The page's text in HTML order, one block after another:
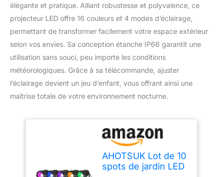
élégante et pratique. Alliant robustesse et polyvalence, ce
projecteur LED offre 16 couleurs et 4 modes d’éclairage,
permettant de transformer facilement votre espace extérieur
selon vos envies. Sa conception étanche IP66 garantit une
utilisation sans souci, peu importe les conditions
météorologiques. Grâce à sa télécommande, ajuster
l’éclairage devient un jeu d’enfant, vous offrant ainsi une
maîtrise totale de votre environnement nocturne.
AHOTSUK Lot de 10
spots de jardin LED